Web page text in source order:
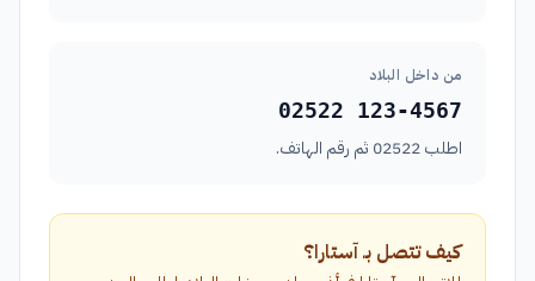
من داخل البلاد
02522 123-4567
اطلب 02522 ثم رقم الهاتف.
كيف تتصل بـ آستارا؟